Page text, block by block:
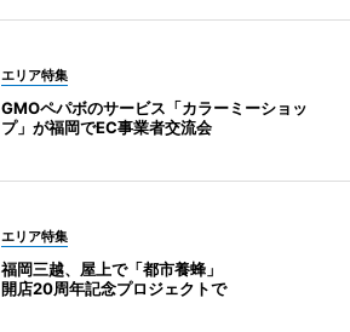
エリア特集
GMOペパボのサービス「カラーミーショッ
プ」が福岡でEC事業者交流会
エリア特集
福岡三越、屋上で「都市養蜂」
開店20周年記念プロジェクトで